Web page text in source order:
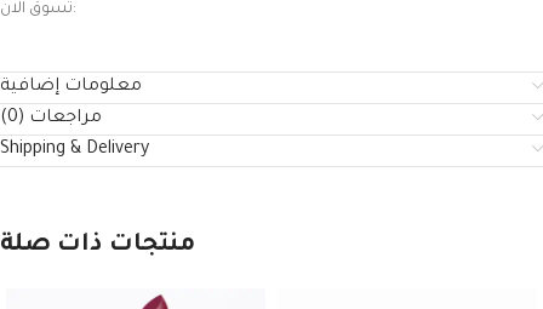
تسوق الان:
معلومات إضافية
مراجعات (0)
Shipping & Delivery
منتجات ذات صلة